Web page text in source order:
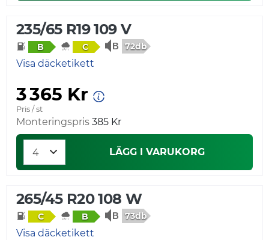
235/65 R19 109 V
B C 72db
Visa däcketikett
3 365 Kr
Pris / st
Monteringspris 385 Kr
LÄGG I VARUKORG
265/45 R20 108 W
C B 73db
Visa däcketikett